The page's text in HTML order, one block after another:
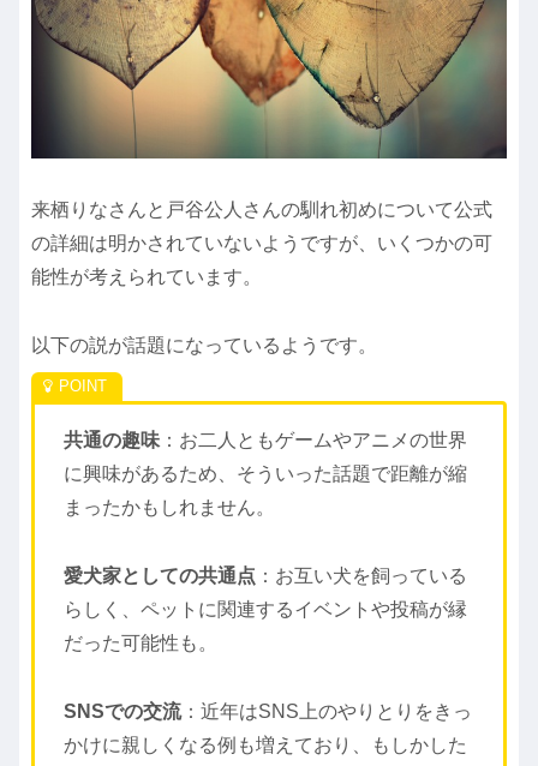
来栖りなさんと戸谷公人さんの馴れ初めについて公式
の詳細は明かされていないようですが、いくつかの可
能性が考えられています。
以下の説が話題になっているようです。
共通の趣味 ：お二人ともゲームやアニメの世界
に興味があるため、そういった話題で距離が縮
まったかもしれません。
愛犬家としての共通点 ：お互い犬を飼っている
らしく、ペットに関連するイベントや投稿が縁
だった可能性も。
SNSでの交流：近年はSNS上のやりとりをきっ
かけに親しくなる例も増えており、もしかした